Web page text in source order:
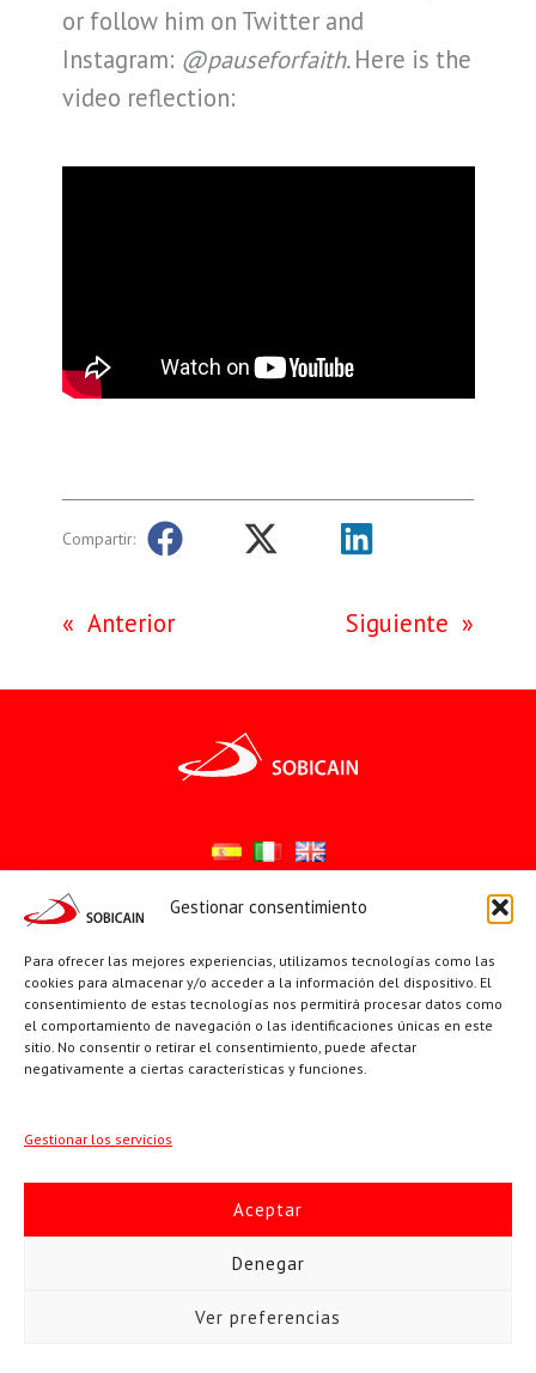
Gestionar consentimiento
Para ofrecer las mejores experiencias, utilizamos tecnologías como las
cookies para almacenar y/o acceder a la información del dispositivo. El
consentimiento de estas tecnologías nos permitirá procesar datos como
el comportamiento de navegación o las identificaciones únicas en este
sitio. No consentir o retirar el consentimiento, puede afectar
negativamente a ciertas características y funciones.
Gestionar los servicios
Aceptar
Denegar
Ver preferencias
or follow him on Twitter and
Instagram: @pauseforfaith.Here is the
video reflection:
Compartir:
« Anterior Siguiente »
YouTube
X Facebook
PÁGINAS INSTITUCIONALES
SOBICAIN / Sociedad Bíblica Católica Internacional · C/ Protasio